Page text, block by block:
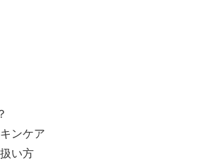
ンケア
い方